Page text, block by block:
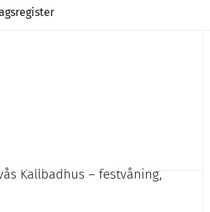
Kallbadhus – festvåning,